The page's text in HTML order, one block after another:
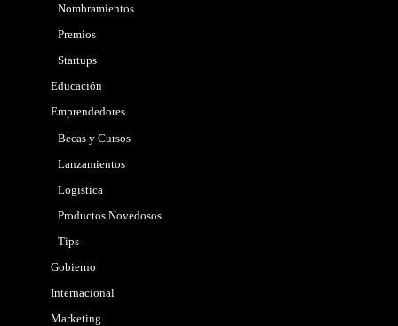
Nombramientos
Premios
Startups
Educación
Emprendedores
Becas y Cursos
Lanzamientos
Logistica
Productos Novedosos
Tips
Gobierno
Internacional
Marketing